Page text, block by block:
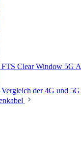
FTS Clear Window 5G
Vergleich der 4G und